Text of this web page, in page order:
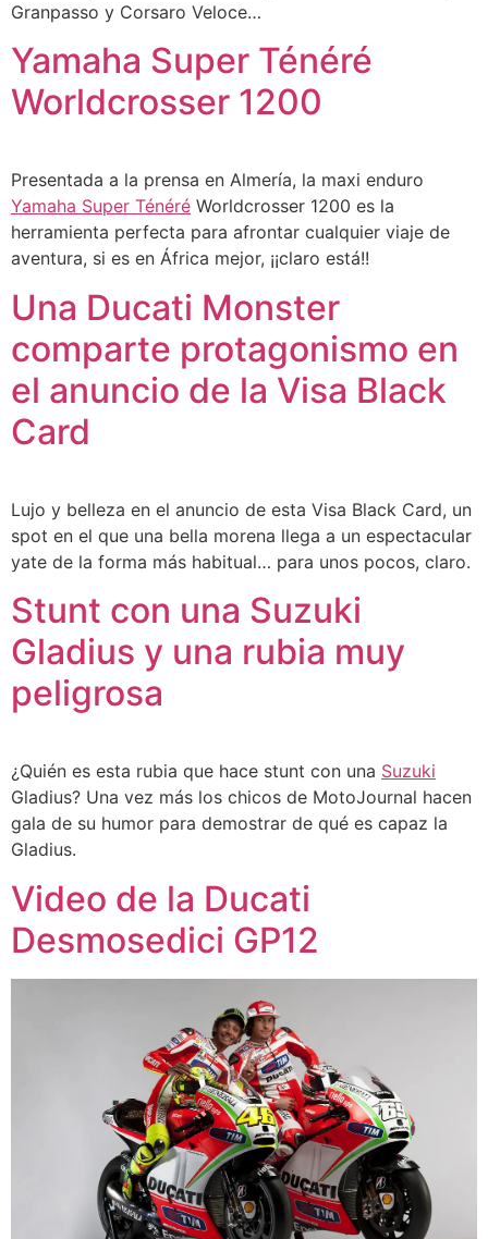
Granpasso y Corsaro Veloce…
Yamaha Super Ténéré
Worldcrosser 1200
Presentada a la prensa en Almería, la maxi enduro
Yamaha Super Ténéré Worldcrosser 1200 es la
herramienta perfecta para afrontar cualquier viaje de
aventura, si es en África mejor, ¡¡claro está!!
Una Ducati Monster
comparte protagonismo en
el anuncio de la Visa Black
Card
Lujo y belleza en el anuncio de esta Visa Black Card, un
spot en el que una bella morena llega a un espectacular
yate de la forma más habitual… para unos pocos, claro.
Stunt con una Suzuki
Gladius y una rubia muy
peligrosa
¿Quién es esta rubia que hace stunt con una Suzuki
Gladius? Una vez más los chicos de MotoJournal hacen
gala de su humor para demostrar de qué es capaz la
Gladius.
Video de la Ducati
Desmosedici GP12